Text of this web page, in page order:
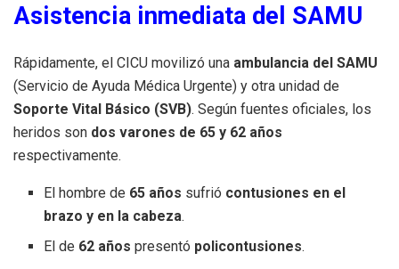
Asistencia inmediata del SAMU
Rápidamente, el CICU movilizó una ambulancia del SAMU
(Servicio de Ayuda Médica Urgente) y otra unidad de
Soporte Vital Básico (SVB). Según fuentes oficiales, los
heridos son dos varones de 65 y 62 años
respectivamente.
El hombre de 65 años sufrió contusiones en el
brazo y en la cabeza.
El de 62 años presentó policontusiones.